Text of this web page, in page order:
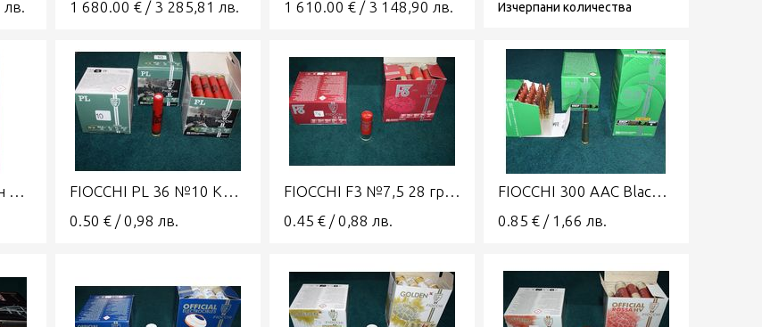
лв.
1 680.00 € / 3 285,81 лв.
1 610.00 € / 3 148,90 лв. Изчерпани количества
ГЛОК 43х 15 заряден пълнител оригинален
FIOCCHI PL 36 №10 КАЛИБЪР 36 (410)
0.50 € / 0,98 лв.
FIOCCHI F3 №7,5 28 гр калибър 12 спортни патрони
0.45 € / 0,88 лв.
FIOCCHI 300 AAC Blackout 200 Subsonic RNCP
0.85 € / 1,66 лв.